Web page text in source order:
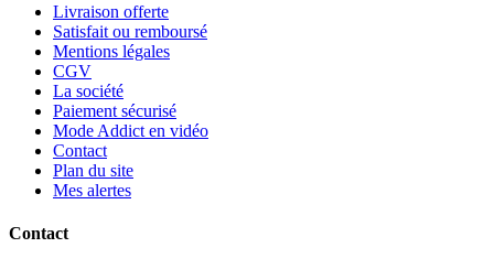
Livraison offerte
Satisfait ou remboursé
Mentions légales
CGV
La société
Paiement sécurisé
Mode Addict en vidéo
Contact
Plan du site
Mes alertes
Contact